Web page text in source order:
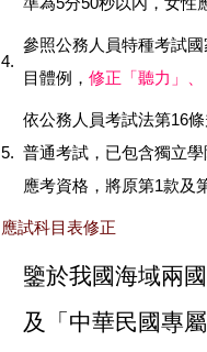
4.
參照公務人員特種考試
目體例， 修正「聽力」
5.
依公務人員考試法第16
普通考試，已包含獨立
應考資格，將原第1款及
應試科目表修正
鑒於我國海域兩
及「中華民國專